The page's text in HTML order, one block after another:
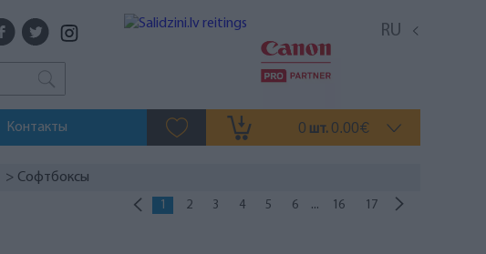
RU
Контакты 0 шт. 0.00€
> Софтбоксы
1 2 3 4 5 6 ... 16 17